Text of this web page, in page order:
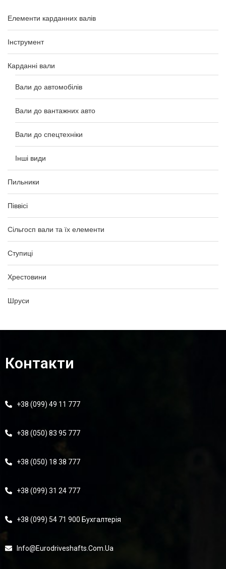
Елементи карданних валів
Інструмент
Карданні вали
Вали до автомобілів
Вали до вантажних авто
Вали до спецтехніки
Інші види
Пильники
Піввісі
Сільгосп вали та їх елементи
Ступиці
Хрестовини
Шруси
Контакти
+38 (099) 49 11 777
+38 (050) 83 95 777
+38 (050) 18 38 777
+38 (099) 31 24 777
+38 (099) 54 71 900 Бухгалтерія
Info@eurodriveshafts.com.ua